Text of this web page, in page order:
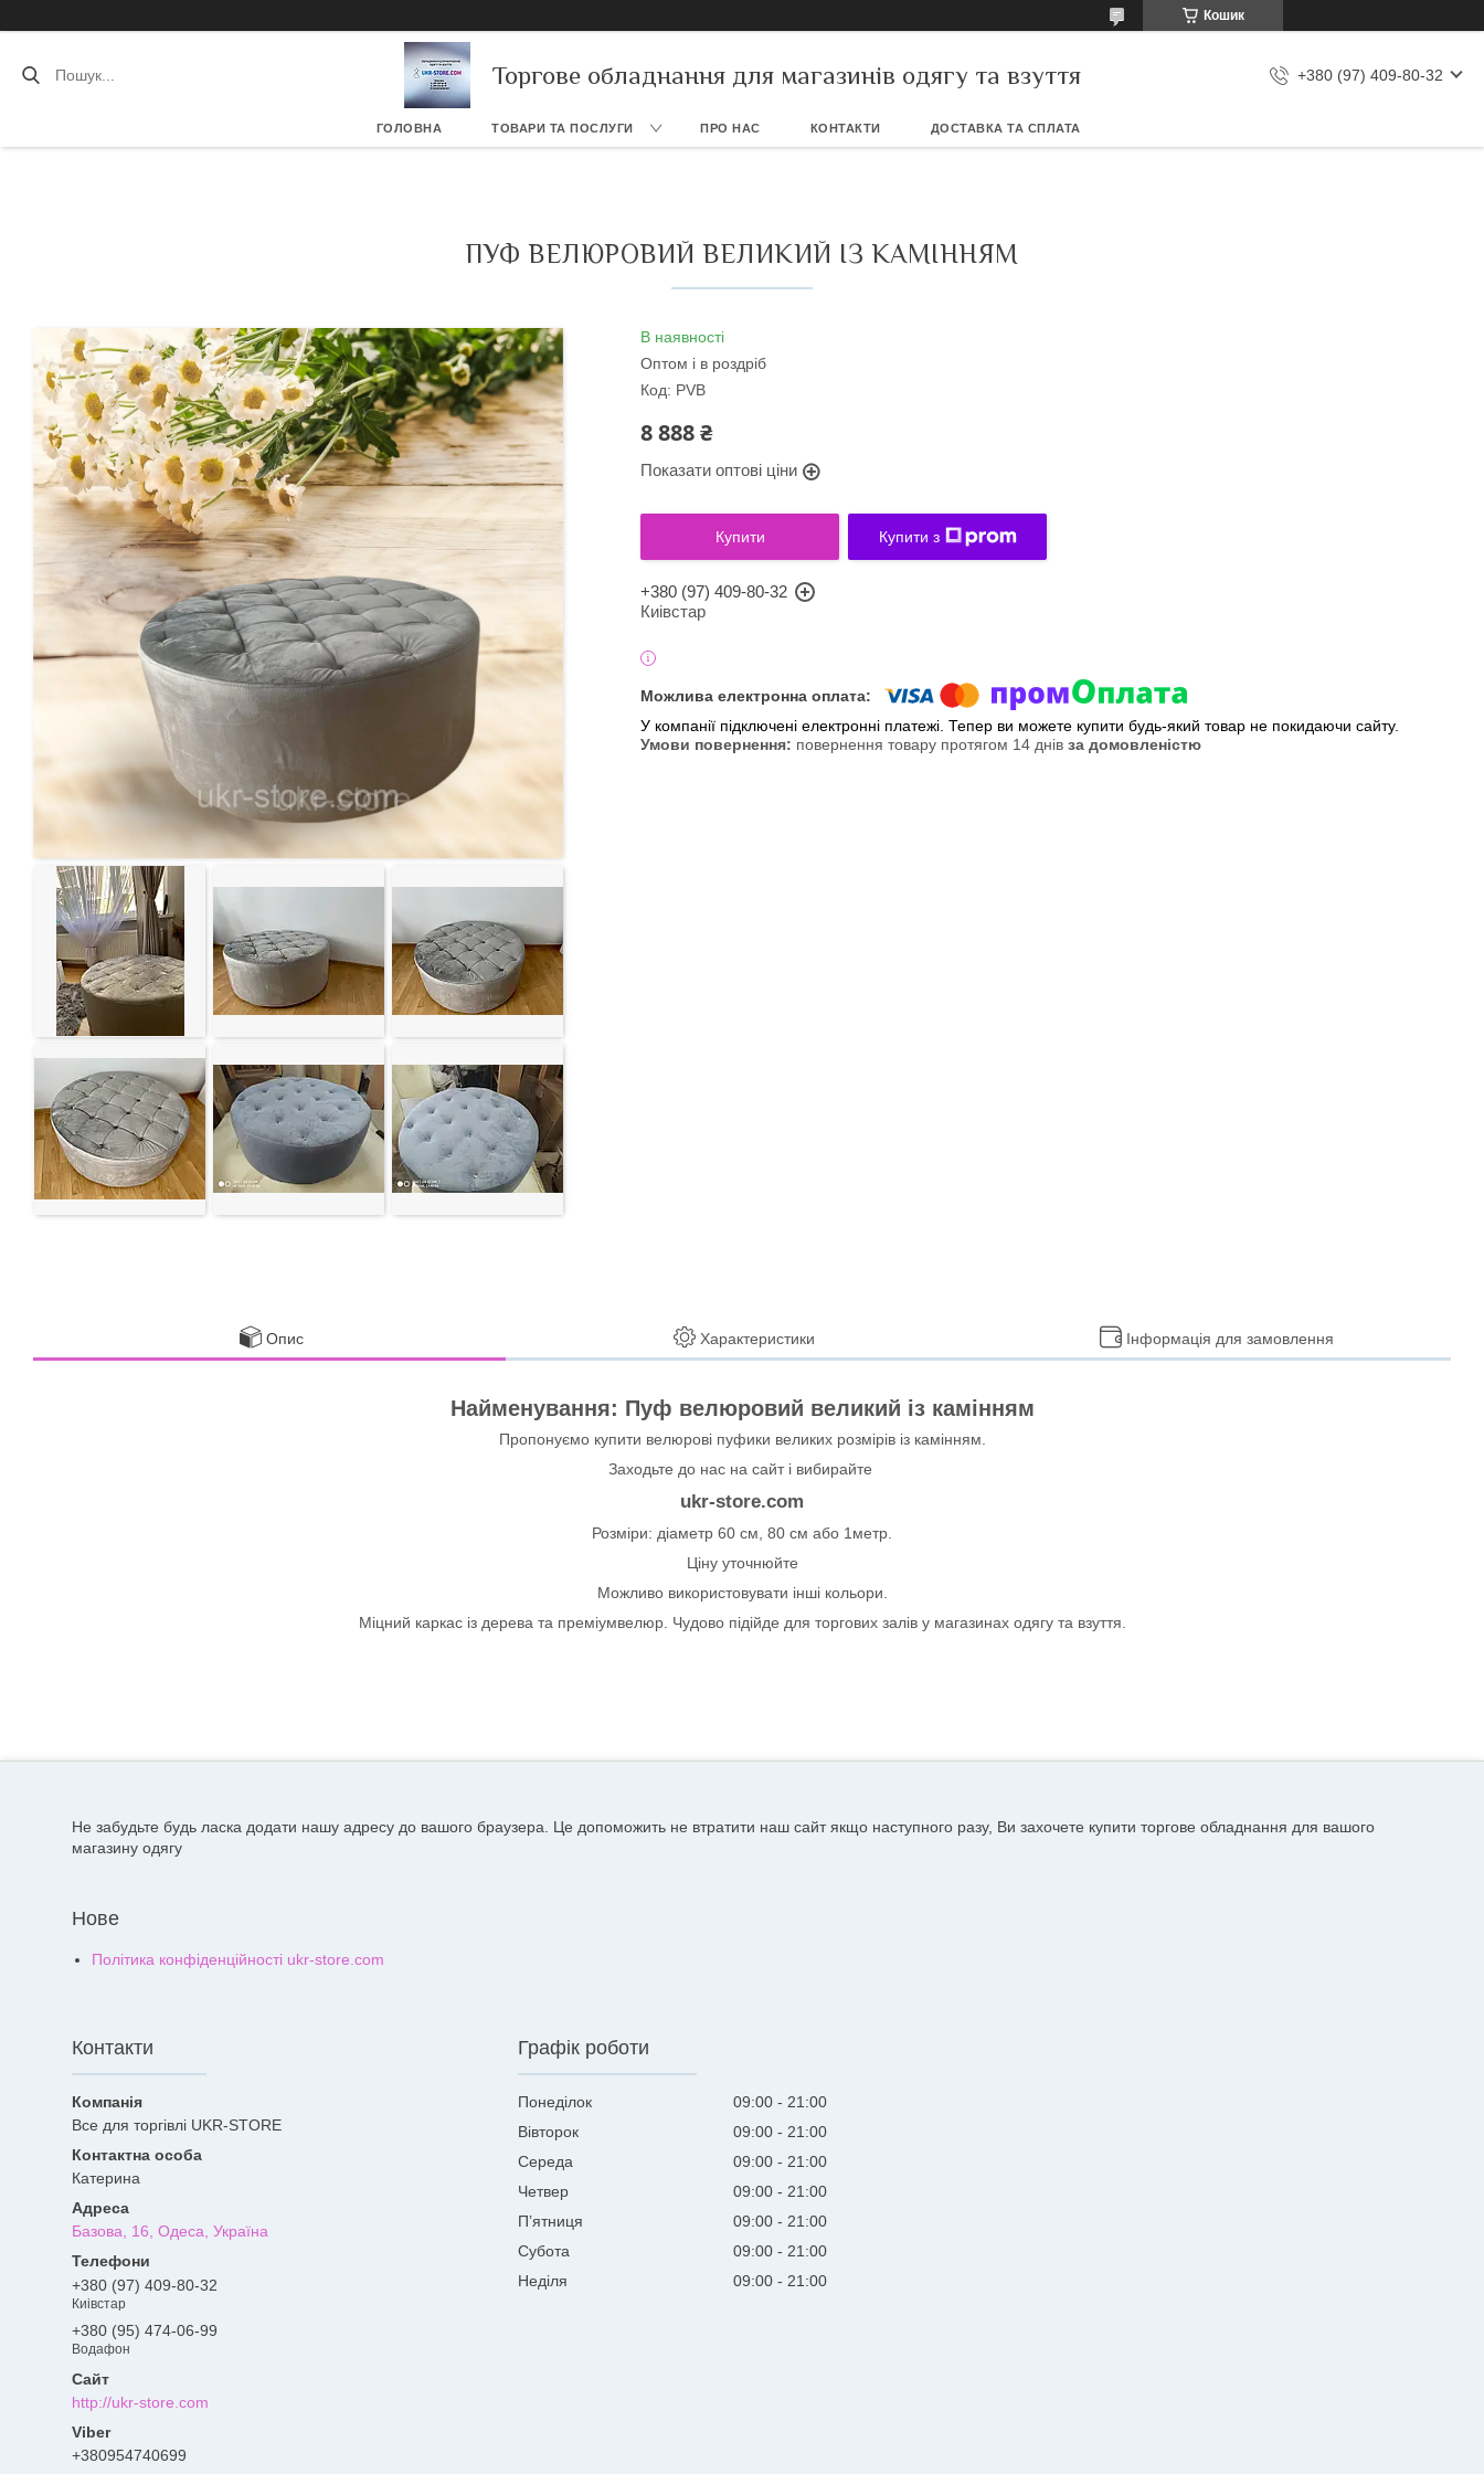
Кошик
Торгове обладнання для магазинів одягу та взуття +380 (97) 409-80-32
ГОЛОВНА ТОВАРИ ТА ПОСЛУГИ ПРО НАС КОНТАКТИ ДОСТАВКА ТА СПЛАТА
ПУФ ВЕЛЮРОВИЙ ВЕЛИКИЙ ІЗ КАМІННЯМ
В наявності
Оптом і в роздріб
Код: PVB
8 888 ₴
Показати оптові ціни
Купити Купити з
+380 (97) 409-80-32
Киівстар
У компанії підключені електронні платежі. Тепер ви можете купити будь-який товар не покидаючи сайту.
повернення товару протягом 14 днів за домовленістю
Опис Характеристики Інформація для замовлення
Найменування: Пуф велюровий великий із камінням
Пропонуємо купити велюрові пуфики великих розмірів із камінням.
Заходьте до нас на сайт і вибирайте
ukr-store.com
Розміри: діаметр 60 см, 80 см або 1метр.
Ціну уточнюйте
Можливо використовувати інші кольори.
Міцний каркас із дерева та преміумвелюр. Чудово підійде для торгових залів у магазинах одягу та взуття.
Не забудьте будь ласка додати нашу адресу до вашого браузера. Це допоможить не втратити наш сайт якщо наступного разу, Ви захочете купити торгове обладнання для вашого
магазину одягу
Нове
Політика конфіденційності ukr-store.com
Контакти
Все для торгівлі UKR-STORE
Катерина
Базова, 16, Одеса, Україна
+380 (97) 409-80-32
Киівстар
+380 (95) 474-06-99
Водафон
http://ukr-store.com
+380954740699
Графік роботи
Понеділок 09:00
21:00
Вівторок
09:00
21:00
Середа
09:00
21:00
Четвер
09:00
21:00
Пʼятниця
09:00
21:00
Субота
09:00
21:00
Неділя
09:00 21:00